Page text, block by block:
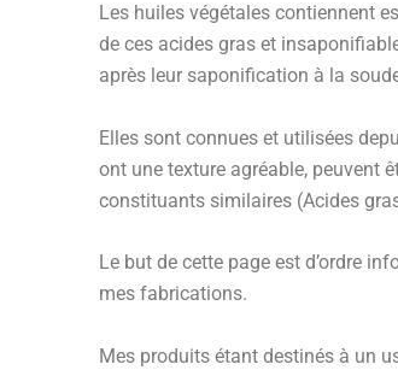
Les huiles végétales contiennent
de ces acides gras et
après leur saponification à la
Elles sont connues et utilisées
ont une texture agréable, peuvent
constituants similaires (Acides
Le but de cette page est d’ordre
mes fabrications.
Mes produits étant destinés à un